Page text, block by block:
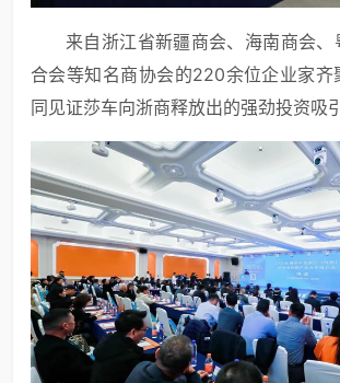
来自浙江省新疆商会、海南商会
合会等知名商协会的220余位企业家齐
同见证莎车向浙商释放出的强劲投资吸引